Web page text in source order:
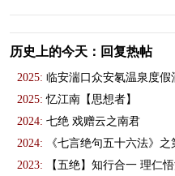
历史上的今天：回复热帖
2025: 临安湍口众安氡温泉度假
2025: 忆江南【思想者】
2024: ​七绝 戏赠云之南君
2024:
《七言绝句五十六法》之
2023:
【五绝】知行合一 理仁